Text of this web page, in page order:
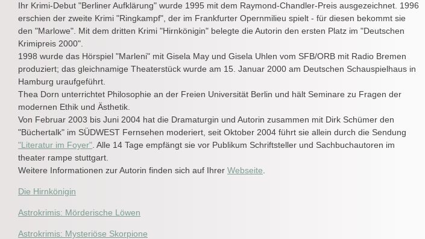
Ihr Krimi-Debut "Berliner Aufklärung" wurde 1995 mit dem Raymond-Chandler-Preis ausgezeichnet. 1996
erschien der zweite Krimi "Ringkampf", der im Frankfurter Opernmilieu spielt - für diesen bekommt sie
den "Marlowe". Mit dem dritten Krimi "Hirnkönigin" belegte die Autorin den ersten Platz im "Deutschen
Krimipreis 2000".
1998 wurde das Hörspiel "Marleni" mit Gisela May und Gisela Uhlen vom SFB/ORB mit Radio Bremen
produziert; das gleichnamige Theaterstück wurde am 15. Januar 2000 am Deutschen Schauspielhaus in
Hamburg uraufgeführt.
Thea Dorn unterrichtet Philosophie an der Freien Universität Berlin und hält Seminare zu Fragen der
modernen Ethik und Ästhetik.
Von Februar 2003 bis Juni 2004 hat die Dramaturgin und Autorin zusammen mit Dirk Schümer den
"Büchertalk" im SÜDWEST Fernsehen moderiert, seit Oktober 2004 führt sie allein durch die Sendung
"Literatur im Foyer" . Alle 14 Tage empfängt sie vor Publikum Schriftsteller und Sachbuchautoren im
theater rampe stuttgart.
Weitere Informationen zur Autorin finden sich auf Ihrer Webseite
Die Hirnkönigin
Astrokrimis: Mörderische Löwen
Astrokrimis: Mysteriöse Skorpione